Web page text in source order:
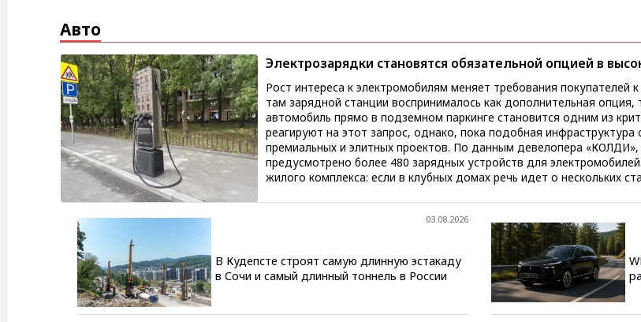
Авто
Электрозарядки становятся обязательной опцией в
Рост интереса к электромобилям меняет требования покупателей
там зарядной станции воспринималось как дополнительная
автомобиль прямо в подземном паркинге становится одним из
реагируют на этот запрос, однако, пока подобная
премиальных и элитных проектов. По данным девелопера «КОЛДИ», сегодня в проектах компании
предусмотрено более 480 зарядных устройств для
жилого комплекса: если в клубных домах речь идет о нескольких
03.08.2026
В Кудепсте строят самую длинную эстакаду
в Сочи и самый длинный тоннель в России